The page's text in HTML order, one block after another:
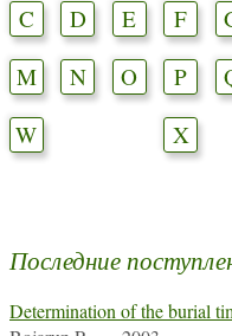
C
D E F
M
N O P
W
X
Последние
Determination of the burial